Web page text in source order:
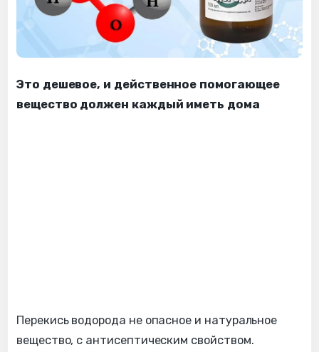
Это дешевое, и действенное помогающее
вещество должен каждый иметь дома
Перекись водорода не опасное и натуральное
вещество, с антисептическим свойством.